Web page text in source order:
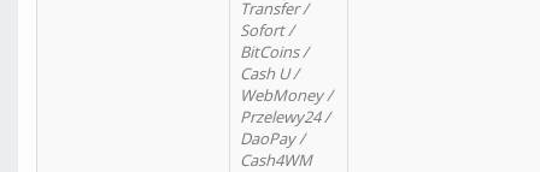
Transfer /
Sofort /
BitCoins /
Cash U /
WebMoney /
Przelewy24 /
DaoPay /
Cash4WM